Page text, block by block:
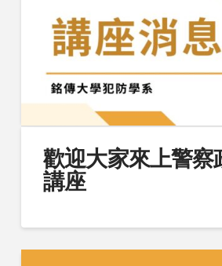
歡迎大家來上警察
講座